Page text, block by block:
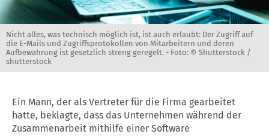
Nicht alles, was technisch möglich ist, ist auch erlaubt: Der Zugriff auf
die E-Mails und Zugriffsprotokollen von Mitarbeitern und deren
Aufbewahrung ist gesetzlich streng geregelt. - Foto: © Shutterstock /
shutterstock
Ein Mann, der als Vertreter für die Firma gearbeitet
hatte, beklagte, dass das Unternehmen während der
Zusammenarbeit mithilfe einer Software